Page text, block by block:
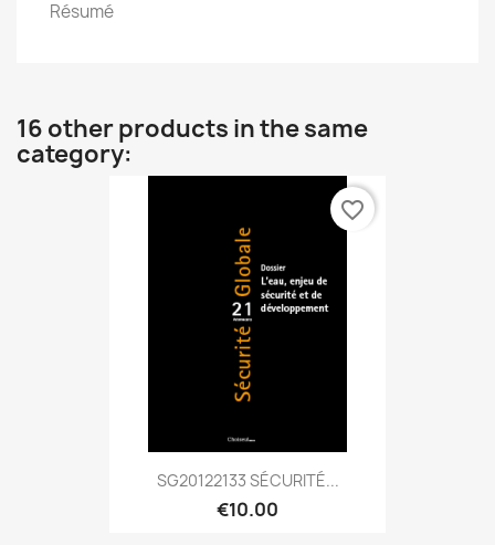
Résumé
16 other products in the same
category:
SG20122133 SÉCURITÉ...
€10.00
favorite_border